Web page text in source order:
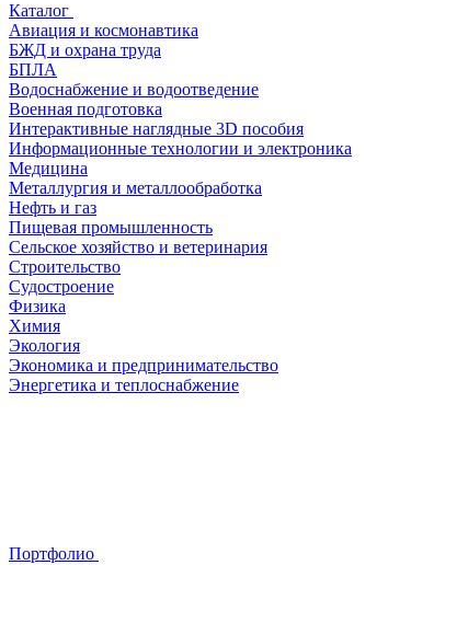
Каталог
Авиация и космонавтика
БЖД и охрана труда
БПЛА
Водоснабжение и водоотведение
Военная подготовка
Интерактивные наглядные 3D пособия
Информационные технологии и электроника
Медицина
Металлургия и металлообработка
Нефть и газ
Пищевая промышленность
Сельское хозяйство и ветеринария
Строительство
Судостроение
Физика
Химия
Экология
Экономика и предпринимательство
Энергетика и теплоснабжение
Портфолио